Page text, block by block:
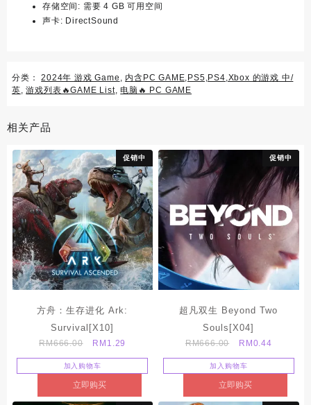
存储空间: 需要 4 GB 可用空间
声卡: DirectSound
分类：2024年 游戏 Game
内含PC GAME,PS5,PS4,Xbox 的游戏 中/
英 ,游戏列表🔥GAME List,电脑🔥 PC GAME
相关产品
促销中
方舟：生存进化 Ark:
Survival[X10]
RM666.00
Original
price
was:
RM666.00.
RM 1.29
price
is:
加入购物车
立即购买
促销中
超凡双生 Beyond Two
Souls[X04]
RM666.00
Original
price
was:
RM666.00.
RM 0.44Current
price
is:
加入购物车
立即购买